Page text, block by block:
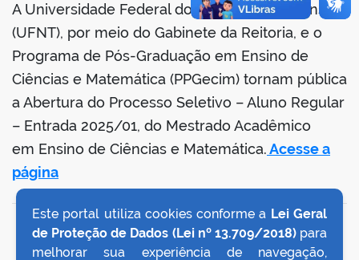
A Universidade Federal do Norte do Tocantins
(UFNT), por meio do Gabinete da Reitoria, e o
Programa de Pós-Graduação em Ensino de
Ciências e Matemática (PPGecim) tornam pública
a Abertura do Processo Seletivo – Aluno Regular
– Entrada 2025/01, do Mestrado Acadêmico
em Ensino de Ciências e Matemática.Acesse a
página
VOLTAR AO TOPO
Este portal utiliza cookies conforme a Lei Geral
de Proteção de Dados (Lei nº 13.709/2018)para
melhorar sua experiência de navegação,